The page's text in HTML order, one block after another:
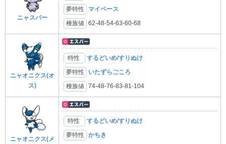
ニャスパー
夢特性 マイペース
種族値 62-48-54-63-60-68
ニャオニクス(オ
ス)
特性 するどいめ/すりぬけ
夢特性 いたずらごころ
種族値 74-48-76-83-81-104
ニャオニクス(メ
特性 するどいめ/すりぬけ
夢特性 かちき